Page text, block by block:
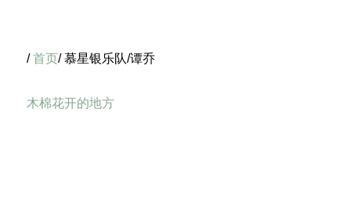
/首页/ 慕星银乐队/谭乔
木棉花开的地方